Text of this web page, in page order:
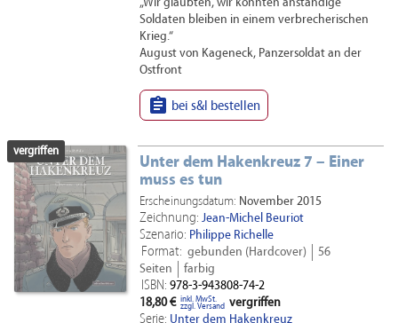
„Wir glaubten, wir könnten anständige
Soldaten bleiben in einem verbrecherischen
Krieg.“
August von Kageneck, Panzersoldat an der
Ostfront
 bei s&l bestellen
vergriffen
Unter dem Hakenkreuz 7 – Einer
muss es tun
Erscheinungsdatum: November 2015
Zeichnung: Jean-Michel Beuriot
Szenario: Philippe Richelle
Format: gebunden (Hardcover)
56
Seiten
farbig
ISBN: 978-3-943808-74-2
18,80 € inkl. MwSt.
zzgl. Versand vergriffen
Serie: Unter dem Hakenkreuz